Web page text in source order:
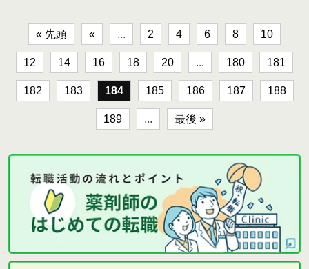
« 先頭 « ... 2 4 6 8 10
12 14 16 18 20 ... 180 181
182 183 184 185 186 187 188
189 ... 最後 »